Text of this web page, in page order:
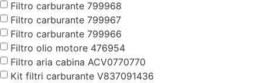
Filtro carburante 799968
Filtro carburante 799967
Filtro carburante 799966
Filtro olio motore 476954
Filtro aria cabina ACV0770770
Kit filtri carburante V837091436